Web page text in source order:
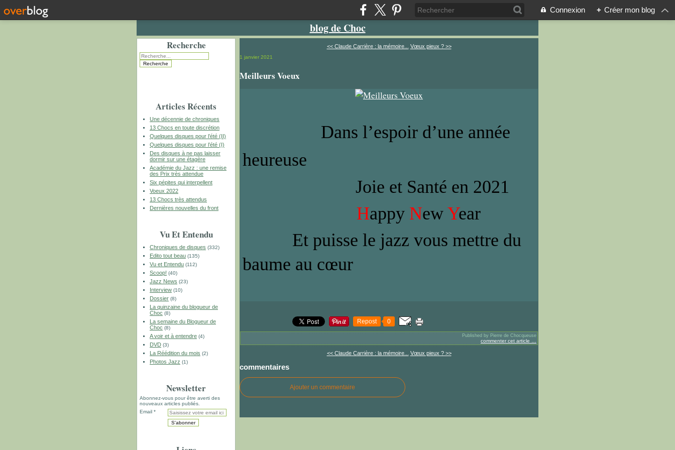
Connexion + Créer mon blog
blog de Choc
Recherche
Articles Récents
Une décennie de chroniques
13 Chocs en toute discrétion
Quelques disques pour l’été (II)
Quelques disques pour l’été (I)
Des disques à ne pas laisser
dormir sur une étagère
Académie du Jazz : une remise
des Prix très attendue
Six pépites qui interpellent
Voeux 2022
13 Chocs très attendus
Dernières nouvelles du front
Vu Et Entendu
Chroniques de disques (332)
Edito tout beau (135)
Vu et Entendu (112)
Scoop! (40)
Jazz News (23)
Interview (10)
Dossier (8)
La quinzaine du blogueur de
Choc (8)
La semaine du Blogueur de
Choc (8)
A voir et à entendre (4)
DVD (3)
La Réédition du mois (2)
Photos Jazz (1)
Newsletter
Abonnez-vous pour être averti des
nouveaux articles publiés.
Email
<< Claude Carrière : la mémoire... Vœux pieux ? >>
1 janvier 2021
Meilleurs Voeux
Dans l’espoir d’une année
heureuse
Joie et Santé en 2021
Happy NewYear
Et puisse le jazz vous mettre du
baume au cœur
Repost 0
Published by Pierre de Chocqueuse
commenter cet article …
<< Claude Carrière : la mémoire... Vœux pieux ? >>
commentaires
Ajouter un commentaire